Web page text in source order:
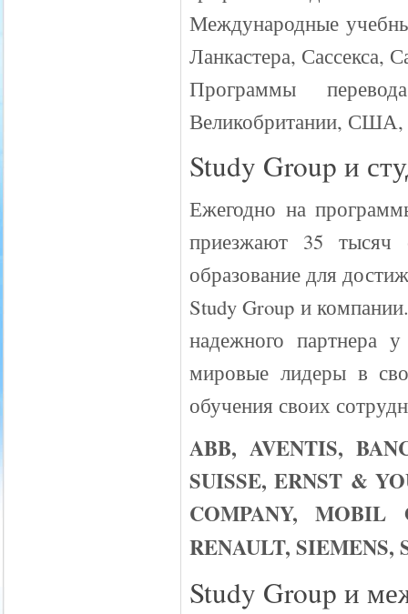
Международные
Ланкастера, Сассекса,
Программы
Великобритании, США,
Study Group и
Ежегодно на
приезжают 35 тысяч
образование для
Study Group и
надежного партнера
мировые лидеры в
обучения своих
ABB, AVENTIS,
SUISSE, ERNST &
COMPANY, MOBIL
RENAULT, SIEMENS,
Study Group и